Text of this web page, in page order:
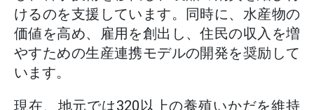
けるのを支援しています。同時に、水産物の
価値を高め、雇用を創出し、住民の収入を増
やすための生産連携モデルの開発を奨励して
います。
現在、地元では320以上の養殖いかだを維持